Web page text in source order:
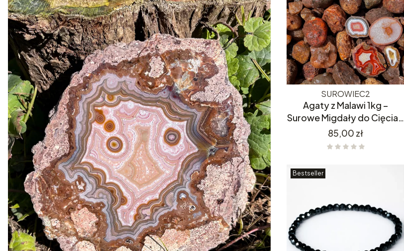
SUROWIEC2
Agaty z Malawi 1kg –
Surowe Migdały do Cięcia –
Kolorowe i Różnorodne
Cena
85,00 zł
Bestseller